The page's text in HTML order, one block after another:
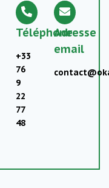
Téléphone
+33
76
9
22
77
48
Adresse
email